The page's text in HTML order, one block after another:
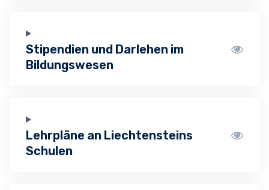
Stipendien und Darlehen im
Bildungswesen
Lehrpläne an Liechtensteins
Schulen